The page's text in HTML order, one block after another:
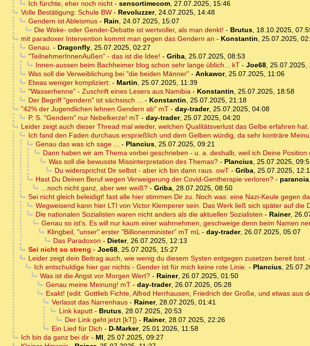
Ich fürchte, eher noch nicht- sensortimecom, 27.07.2025, 15:46
Volle Bestätigung: Schule BW- Revoluzzer, 24.07.2025, 14:48
Gendern ist Ableismus- Rain, 24.07.2025, 15:07
Die Woke- oder Gender-Debatte ist wertvoller, als man denkt! - Brutus, 18.10.2025,
mit paradoxer Intervention kommt man gegen das Gendern an - Konstantin, 25.07.2025,
Genau. - Dragonfly, 25.07.2025, 02:27
"TeilnehmerInnenAußen" - das ist die Idee! - Griba, 25.07.2025, 08:53
Innen-aussen beim Bachheimer blog schon sehr lange üblich... kT- Joe68, 25.07.2025,
Was soll die Verweiblichung bei "die beiden Männer"- Ankawor, 25.07.2025, 11:06
Etwas weniger kompliziert: - Martin, 25.07.2025, 11:39
"Wasserhenne" - Zuschrift eines Lesers aus Namibia- Konstantin, 25.07.2025, 18:58
Der Begriff "gendern" ist sächsisch ... - Konstantin, 25.07.2025, 21:18
"42% der Jugendlichen lehnen Gendern ab" mT- day-trader, 25.07.2025, 04:08
P. S. "Gendern" nur Nebelkerze! mT- day-trader, 25.07.2025, 04:20
Leider zeigt auch dieser Thread mal wieder, welchen Qualitätsverlust das Gelbe erfahren hat.
Ich fand den Faden durchaus ersprießlich und dem Gelben würdig, da sehr konträre
Genau das was ich sage ... - Plancius, 25.07.2025, 09:21
Dann haben wir am Thema vorbei geschrieben - u. a. deshalb, weil ich Deine Position
Was soll die bewusste Missinterpretation des Themas?- Plancius, 25.07.2025,
Du widersprichst Dir selbst - aber ich bin dann raus. owT- Griba, 25.07.2025,
Hast Du Deinen Beruf wegen Verweigerung der Covid-Gentherapie verloren?- paranoia,
...noch nicht ganz, aber wer weiß?- Griba, 28.07.2025, 08:50
Sei nicht gleich beleidigt! fast alle hier stimmen Dir zu. Noch was: eine Nazi-Keule gegen
Wegweisend kann hier LTI von Victor Klemperer sein. Das Werk ließ sich später auf die
Die nationalen Sozialisten waren nicht anders als die aktuellen Sozialisten - Rainer,
Genau so ist's. Es will nur kaum einer wahrnehmen, geschweige denn beim Namen
Klingbeil, "unser" erster "Billionenminister" mT mL- day-trader, 26.07.2025, 05:07
Das Paradoxon - Dieter, 26.07.2025, 12:13
Sei nicht so streng - Joe68, 25.07.2025, 15:27
Leider zeigt dein Beitrag auch, wie wenig du diesem Systen entgegen zusetzen bereit bist. -
Ich entschuldige hier gar nichts - Gender ist für mich keine rote Linie. - Plancius,
Was ist die Angst vor Morgen Wert?- Rainer, 26.07.2025, 01:50
Genau meine Meinung! mT- day-trader, 26.07.2025, 05:28
Exakt! (edit: Gottlieb Fichte, Alfred Herrhausen, Friedrich der Große, und etwas aus
Verlasst das Narrenhaus- Rainer, 28.07.2025, 01:41
Link kaputt- Brutus, 28.07.2025, 20:53
Der Link geht jetzt [kT]) - Rainer, 28.07.2025, 22:26
Ein Lied für Dich - D-Marker, 25.01.2026, 11:58
Ich bin da ganz bei dir- MI, 25.07.2025, 09:27